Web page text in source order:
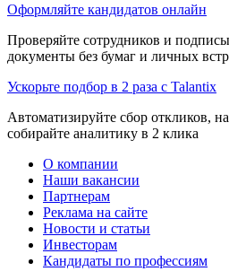
Оформляйте кандидатов онлайн
Проверяйте сотрудников и
документы без бумаг и личных
Ускорьте подбор в 2 раза с Talantix
Автоматизируйте сбор откликов,
собирайте аналитику в 2 клика
О компании
Наши вакансии
Партнерам
Реклама на сайте
Новости и статьи
Инвесторам
Кандидаты по профессиям